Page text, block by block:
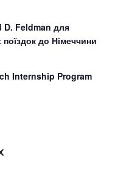
D. Feldman для
до Німеччини
Internship Program